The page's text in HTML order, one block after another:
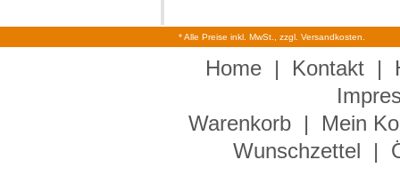
* Alle Preise inkl. MwSt., zzgl. Versandkosten.
Home | Kontakt |
Warenkorb
|
Mein
Wunschzettel
|